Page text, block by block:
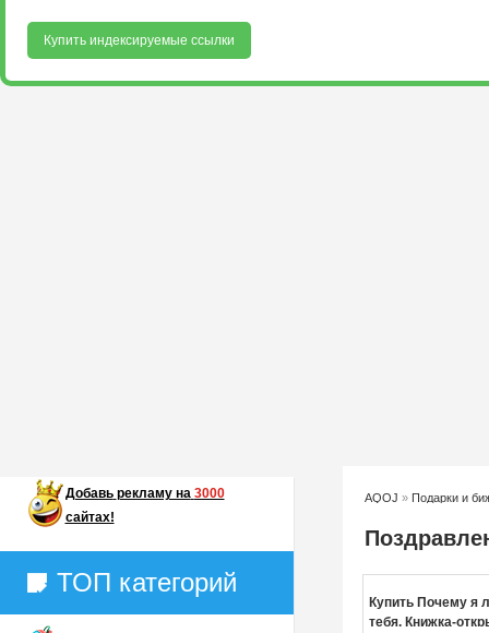
Купить индексируемые ссылки
Добавь рекламу на 3000
сайтах!
ТОП категорий
AQOJ » Подарки и
Купить Почему я
тебя. Книжка-